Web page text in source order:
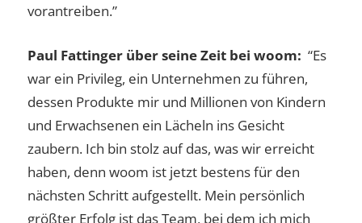
vorantreiben.”
Paul Fattinger über seine Zeit bei woom: “Es
war ein Privileg, ein Unternehmen zu führen,
dessen Produkte mir und Millionen von Kindern
und Erwachsenen ein Lächeln ins Gesicht
zaubern. Ich bin stolz auf das, was wir erreicht
haben, denn woom ist jetzt bestens für den
nächsten Schritt aufgestellt. Mein persönlich
größter Erfolg ist das Team, bei dem ich mich